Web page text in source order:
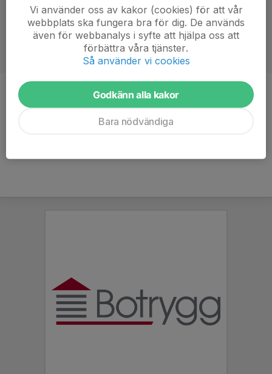
Position
Niometersspelare
23 år
Vi använder oss av kakor (cookies) för att vår
webbplats ska fungera bra för dig. De används
även för webbanalys i syfte att hjälpa oss att
förbättra våra tjänster.
Så använder vi cookies
Godkänn alla kakor
Bara nödvändiga